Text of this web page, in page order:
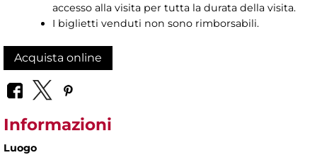
accesso alla visita per tutta la durata della visita.
I biglietti venduti non sono rimborsabili.
Acquista online
Informazioni
Luogo